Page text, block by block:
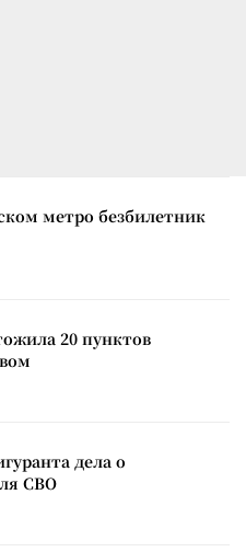
метро безбилетник
20 пунктов
дела о
СВО